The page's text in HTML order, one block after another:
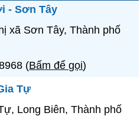
- Sơn Tây
xã Sơn Tây, Thành phố
(Bấm để gọi)
Tự
Long Biên, Thành phố